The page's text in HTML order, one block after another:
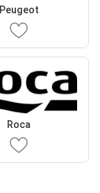
Peugeot
Roca